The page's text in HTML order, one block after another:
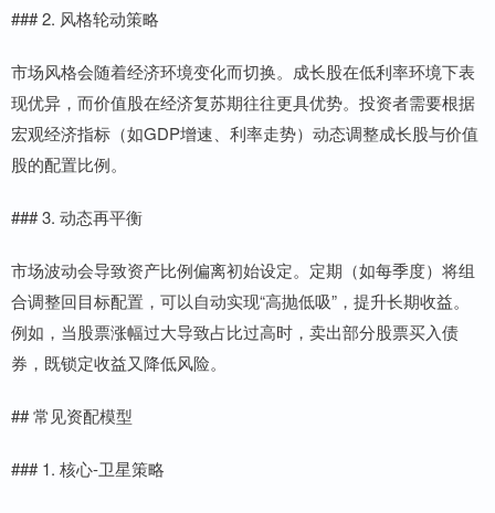
### 2. 风格轮动策略
市场风格会随着经济环境变化而切换。成长股在低利率环境下表
现优异，而价值股在经济复苏期往往更具优势。投资者需要根据
宏观经济指标（如GDP增速、利率走势）动态调整成长股与价值
股的配置比例。
### 3. 动态再平衡
市场波动会导致资产比例偏离初始设定。定期（如每季度）将组
合调整回目标配置，可以自动实现“高抛低吸”，提升长期收益。
例如，当股票涨幅过大导致占比过高时，卖出部分股票买入债
券，既锁定收益又降低风险。
## 常见资配模型
### 1. 核心-卫星策略